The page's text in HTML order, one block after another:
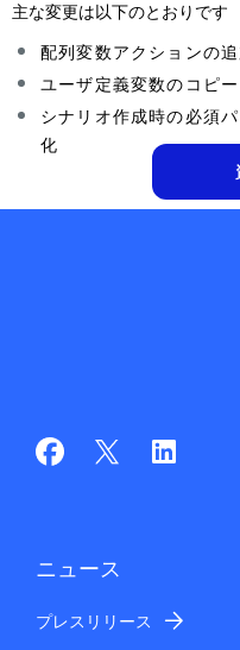
ビ
ー
ョ
主な変更は以下のとおりです
配列変数アクションの追
ユーザ定義変数のコピ
シナリオ作成時の必須
化
ニュース
プレスリリース